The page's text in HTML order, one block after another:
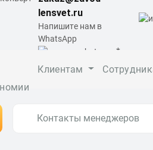
lensvet.ru
Напишите нам в
WhatsApp
Клиентам
Контакты менеджеров